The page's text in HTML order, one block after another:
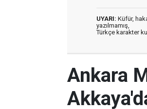
UYARI: Küfür,
yazılmamış,
Türkçe karakter
Ankara